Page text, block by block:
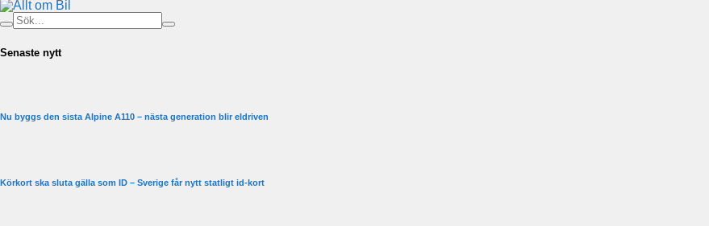
Senaste nytt
Nu byggs den sista Alpine A110 – nästa generation blir eldriven
Körkort ska sluta gälla som ID – Sverige får nytt statligt id-kort